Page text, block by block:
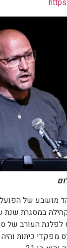
מושבע של
במסגרת שנת
העורב של
כיתות והיה